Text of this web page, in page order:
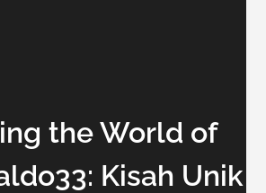
the World of
Kisah Unik